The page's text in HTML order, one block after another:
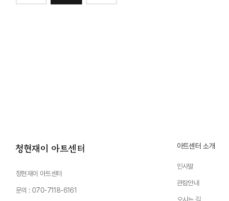
청현재이 아트센터
문의 : 070-7118-6161
아트센터 소개
인사말
관람안내